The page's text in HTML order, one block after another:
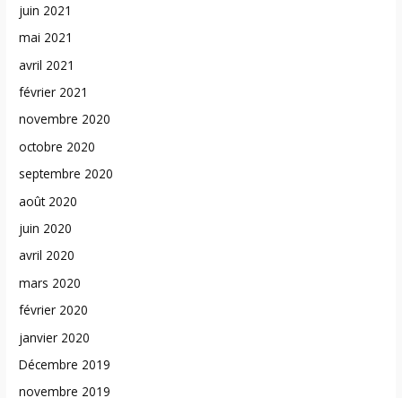
juin 2021
mai 2021
avril 2021
février 2021
novembre 2020
octobre 2020
septembre 2020
août 2020
juin 2020
avril 2020
mars 2020
février 2020
janvier 2020
Décembre 2019
novembre 2019